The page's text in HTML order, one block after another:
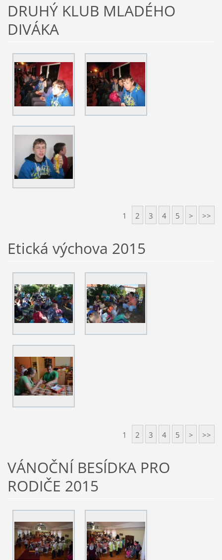
DRUHÝ KLUB MLADÉHO
DIVÁKA
1 2 3 4 5 > >>
Etická výchova 2015
1 2 3 4 5 > >>
VÁNOČNÍ BESÍDKA PRO
RODIČE 2015